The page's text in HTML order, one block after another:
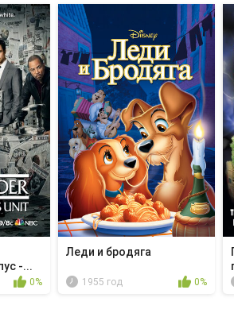
-...
0%
Леди и бродяга
1955 год 0%